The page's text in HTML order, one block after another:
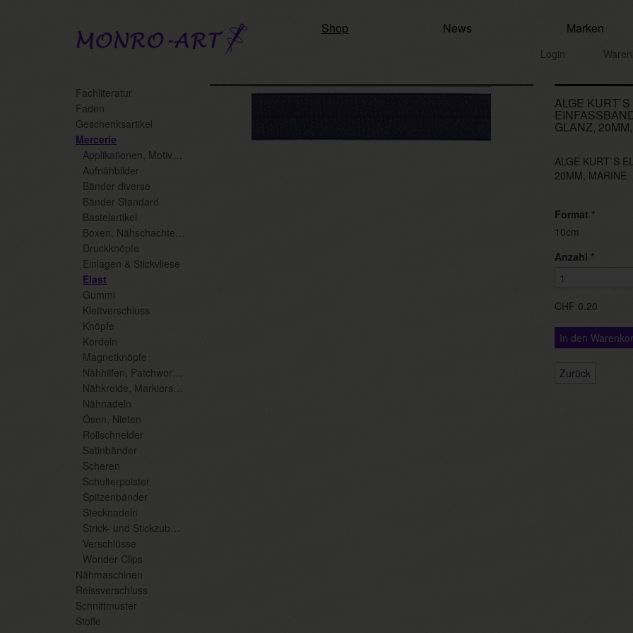
Shop News Marken
Login
Fachliteratur
Faden
Geschenksartikel
Mercerie
Applikationen, Motive, Flickstoffe
Aufnähbilder
Bänder diverse
Bänder Standard
Bastelartikel
Boxen, Nähschachteln, Displays
Druckknöpfe
Einlagen & Stickvliese
Elast
Gummi
Klettverschluss
Knöpfe
Kordeln
Magnetknöpfe
Nähhilfen, Patchwork, diverse Mercerie
Nähkreide, Markierstifte
Nähnadeln
Ösen, Nieten
Rollschneider
Satinbänder
Scheren
Schulterpolster
Spitzenbänder
Stecknadeln
Strick- und Stickzubehör
Verschlüsse
Wonder Clips
Nähmaschinen
Reissverschluss
Schnittmuster
Stoffe
ALGE
GLANZ,
ALGE KURT`S
20MM, MARINE
Format *
10cm
Anzahl *
CHF 0.20
In den
Zurück